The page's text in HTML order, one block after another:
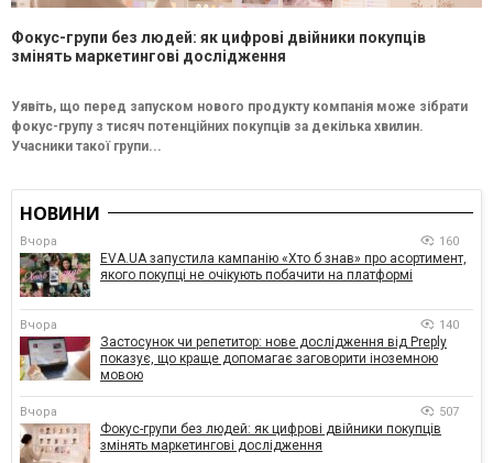
Фокус-групи без людей: як цифрові двійники покупців
змінять маркетингові дослідження
Уявіть, що перед запуском нового продукту компанія може зібрати
фокус-групу з тисяч потенційних покупців за декілька хвилин.
Учасники такої групи...
НОВИНИ
Вчора 160
EVA.UA запустила кампанію «Хто б знав» про асортимент,
якого покупці не очікують побачити на платформі
Вчора 140
Застосунок чи репетитор: нове дослідження від Preply
показує, що краще допомагає заговорити іноземною
мовою
Вчора 507
Фокус-групи без людей: як цифрові двійники покупців
змінять маркетингові дослідження